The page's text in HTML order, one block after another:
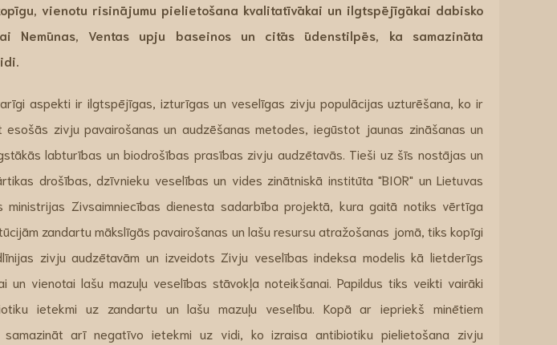
vienotu risinājumu pielietošana kvalitatīvākai un ilgtspējīgākai dabisko
Nemūnas, Ventas upju baseinos un citās ūdenstilpēs, ka samazināta
aspekti ir ilgtspējīgas, izturīgas un veselīgas zivju populācijas uzturēšana, ko ir
zivju pavairošanas un audzēšanas metodes, iegūstot jaunas zināšanas un
labturības un biodrošības prasības zivju audzētavās. Tieši uz šīs nostājas un
drošības, dzīvnieku veselības un vides zinātniskā institūta "BIOR" un Lietuvas
ministrijas Zivsaimniecības dienesta sadarbība projektā, kura gaitā notiks vērtīga
zandartu mākslīgās pavairošanas un lašu resursu atražošanas jomā, tiks kopīgi
zivju audzētavām un izveidots Zivju veselības indeksa modelis kā lietderīgs
un vienotai lašu mazuļu veselības stāvokļa noteikšanai. Papildus tiks veikti vairāki
ietekmi uz zandartu un lašu mazuļu veselību. Kopā ar iepriekš minētiem
samazināt arī negatīvo ietekmi uz vidi, ko izraisa antibiotiku pielietošana zivju